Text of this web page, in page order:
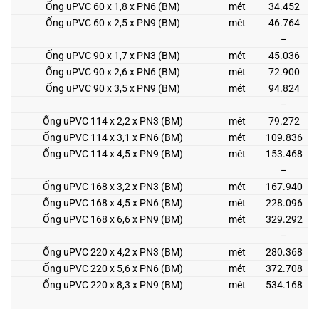
Ống uPVC 60 x 1,8 x PN6 (BM)
mét
34.452
Ống uPVC 60 x 2,5 x PN9 (BM)
mét
46.764
–
Ống uPVC 90 x 1,7 x PN3 (BM)
mét
45.036
Ống uPVC 90 x 2,6 x PN6 (BM)
mét
72.900
Ống uPVC 90 x 3,5 x PN9 (BM)
mét
94.824
–
Ống uPVC 114 x 2,2 x PN3 (BM)
mét
79.272
Ống uPVC 114 x 3,1 x PN6 (BM)
mét
109.836
Ống uPVC 114 x 4,5 x PN9 (BM)
mét
153.468
–
Ống uPVC 168 x 3,2 x PN3 (BM)
mét
167.940
Ống uPVC 168 x 4,5 x PN6 (BM)
mét
228.096
Ống uPVC 168 x 6,6 x PN9 (BM)
mét
329.292
–
Ống uPVC 220 x 4,2 x PN3 (BM)
mét
280.368
Ống uPVC 220 x 5,6 x PN6 (BM)
mét
372.708
Ống uPVC 220 x 8,3 x PN9 (BM)
mét 534.168